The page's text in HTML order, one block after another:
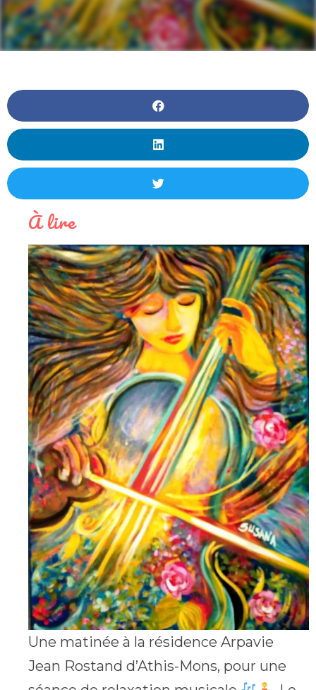
À lire
Une matinée à la résidence Arpavie
Jean Rostand d’Athis-Mons, pour une